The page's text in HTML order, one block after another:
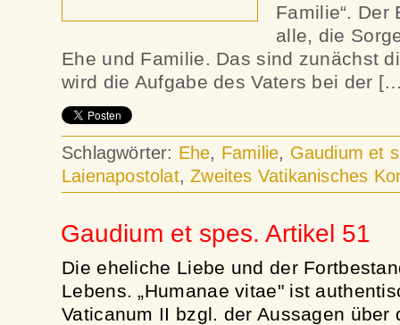
Familie“. Der
alle, die
Ehe und Familie. Das sind zunächst
wird die Aufgabe des Vaters bei der
Schlagwörter: Ehe, Familie, Gaudium et
Laienapostolat,Zweites Vatikanisches
Gaudium et spes. Artikel 51
Die eheliche Liebe und der
Lebens. „Humanae vitae" ist
Vaticanum II bzgl. der Aussagen über